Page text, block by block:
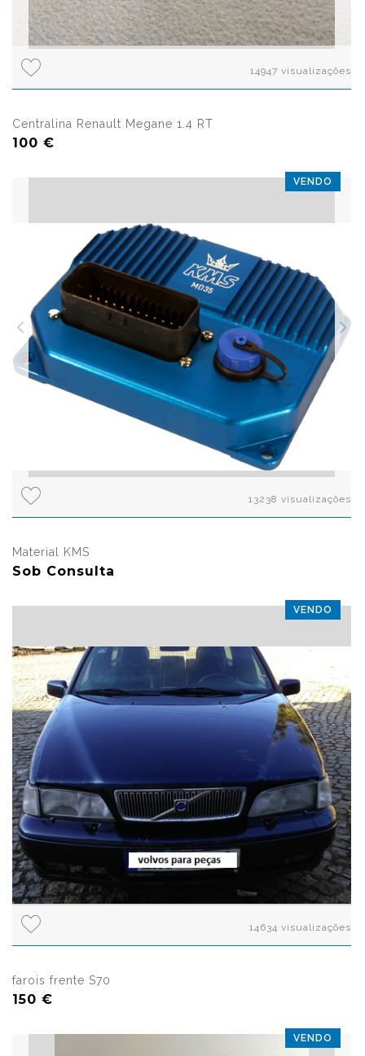
14947 visualizações
Centralina Renault Megane 1.4 RT
100 €
VENDO
13238 visualizações
Material KMS
Sob Consulta
VENDO
14634 visualizações
farois frente S70
150 €
VENDO